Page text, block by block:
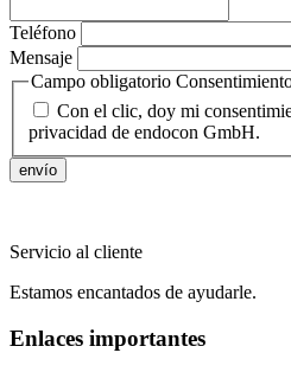
Teléfono
Mensaje
Campo obligatorio
Con el clic, doy mi
privacidad de endocon GmbH.
envío
Servicio al cliente
Estamos encantados de ayudarle.
Enlaces importantes